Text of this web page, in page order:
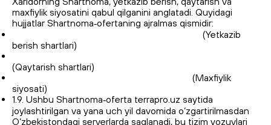
maxfiylik siyosatini qabul qilganini anglatadi. Quyidagi
hujjatlar Shartnoma‑ofertaning ajralmas qismidir:
(Yetkazib
berish shartlari)
(Qaytarish shartlari)
(Maxfiylik
siyosati)
1.9. Ushbu Shartnoma‑oferta terrapro.uz saytida
joylashtirilgan va yana uch yil davomida o‘zgartirilmasdan
O‘zbekistondagi serverlarda saqlanadi, bu tizim yozuvlari